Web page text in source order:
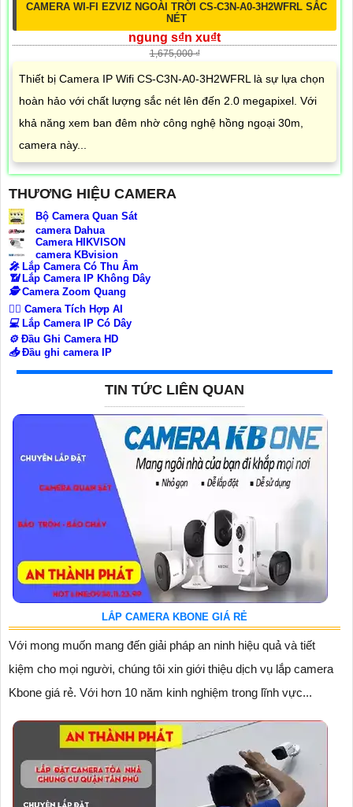
CAMERA WI-FI EZVIZ NGOÀI TRỜI CS-C3N-A0-3H2WFRL SẮC
NÉT
ngung s₫n xu₫t
1,675,000 ₫
Thiết bị Camera IP Wifi CS-C3N-A0-3H2WFRL là sự lựa chọn
hoàn hảo với chất lượng sắc nét lên đến 2.0 megapixel. Với
khả năng xem ban đêm nhờ công nghệ hồng ngoại 30m,
camera này...
THƯƠNG HIỆU CAMERA
Bộ Camera Quan Sát
camera Dahua
Camera HIKVISON
camera KBvision
️🎤️ Lắp Camera Có Thu Âm
📶 Lắp Camera IP Không Dây
🕵️Camera Zoom Quang
🧛‍♀️ Camera Tích Hợp AI
💻Lắp Camera IP Có Dây
⚙️Đầu Ghi Camera HD
📥Đầu ghi camera IP
TIN TỨC LIÊN QUAN
LẮP CAMERA KBONE GIÁ RẺ
Với mong muốn mang đến giải pháp an ninh hiệu quả và tiết
kiệm cho mọi người, chúng tôi xin giới thiệu dịch vụ lắp camera
Kbone giá rẻ. Với hơn 10 năm kinh nghiệm trong lĩnh vực...